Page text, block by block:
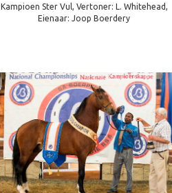
Kampioen Ster Vul, Vertoner: L. Whitehead,
Eienaar: Joop Boerdery